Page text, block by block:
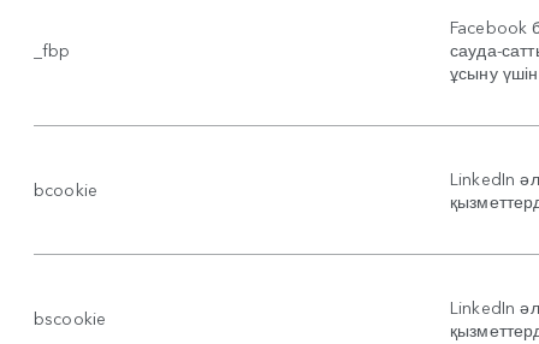
_fbp
Facebook
сауда-
ұсыну
bcookie
LinkedIn
bscookie
LinkedIn